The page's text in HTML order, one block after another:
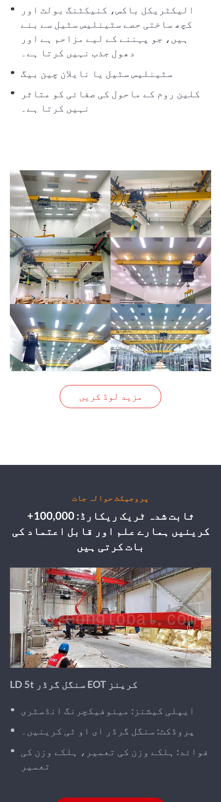
الیکٹریکل باکس، کنیکٹنگ بولٹ اور
کچھ ساختی حصے سٹینلیس سٹیل سے بنے
ہیں، جو پہننے کے لیے مزاحم ہے اور
دھول جذب نہیں کرتا ہے۔
سٹینلیس سٹیل یا نایلان چین بیگ
کلین روم کے ماحول کی صفائی کو متاثر
نہیں کرتا ہے۔
مزید لوڈ کریں
پروجیکٹ حوالہ جات
ثابت شدہ ٹریک ریکارڈ: 100,000+
کرینیں ہمارے علم اور قابل اعتماد کی
بات کرتی ہیں
LD 5t سنگل گرڈر EOT کرینز
ایپلی کیشنز: مینوفیکچرنگ انڈسٹری
پروڈکٹ: سنگل گرڈر ای او ٹی کرینیں۔
فوائد: ہلکے وزن کی تعمیر، ہلکے وزن کی
تعمیر